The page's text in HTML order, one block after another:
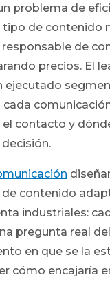
problema de
tipo de contenido
de
precios. El
ejecutado
cada
el contacto y
contenido
industriales:
pregunta real
en que se la
cómo encajaría